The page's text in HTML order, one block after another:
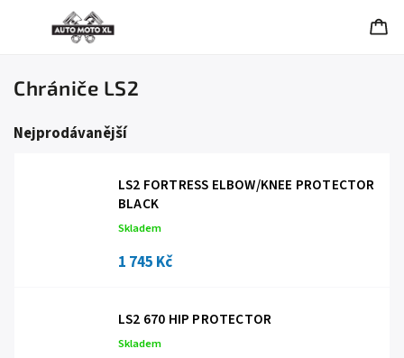
Chrániče LS2
Nejprodávanější
LS2 FORTRESS ELBOW/KNEE PROTECTOR
BLACK
Skladem
1 745 Kč
LS2 670 HIP PROTECTOR
Skladem